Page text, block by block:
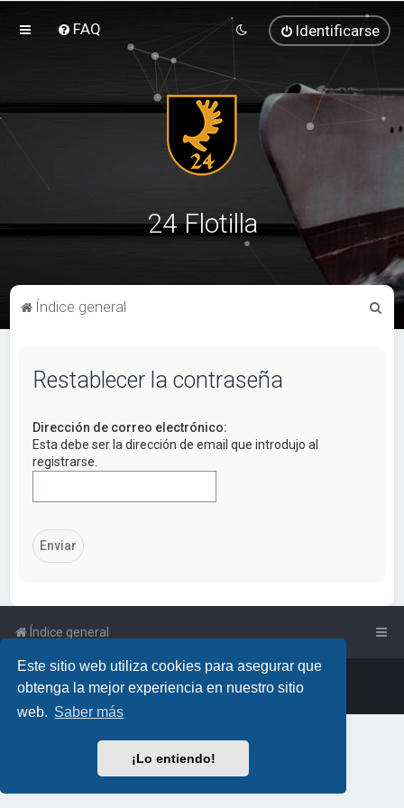
Este sitio web utiliza cookies para asegurar que
obtenga la mejor experiencia en nuestro sitio
web. Saber más
¡Lo entiendo!
FAQ Identificarse
24 Flotilla
Índice general
Restablecer la contraseña
Dirección de correo electrónico:
Esta debe ser la dirección de email que introdujo al
registrarse.
Índice general
Powered by phpBB • Design by
PlanetStyles
Traducción al español porphpBB España